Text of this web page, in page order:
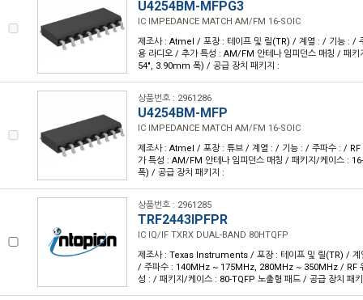
U4254BM-MFPG3
IC IMPEDANCE MATCH AM/FM 16-SOIC
제조사 : Atmel / 포장 : 테이프 및 릴(TR) / 계열 : / 기능 : /
용 라디오 / 추가 특성 : AM/FM 안테나 임피던스 매칭 / 패
54", 3.90mm 폭) / 공급 장치 패키지 :
상품번호 : 2961286
U4254BM-MFP
IC IMPEDANCE MATCH AM/FM 16-SOIC
제조사 : Atmel / 포장 : 튜브 / 계열 : / 기능 : / 주파수 : / RF
가 특성 : AM/FM 안테나 임피던스 매칭 / 패키지/케이스 :
폭) / 공급 장치 패키지 :
상품번호 : 2961285
TRF2443IPFPR
IC IQ/IF TXRX DUAL-BAND 80HTQFP
제조사 : Texas Instruments / 포장 : 테이프 및 릴(TR) / 계
/ 주파수 : 140MHz ~ 175MHz, 280MHz ~ 350MHz / RF
성 : / 패키지/케이스 : 80-TQFP 노출형 패드 / 공급 장치 패